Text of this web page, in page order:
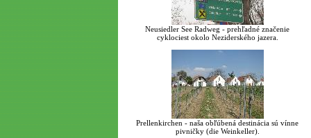
Neusiedler See Radweg - prehľadné značenie
cyklociest okolo Neziderského jazera.
Prellenkirchen - naša obľúbená destinácia sú vínne
pivničky (die Weinkeller).